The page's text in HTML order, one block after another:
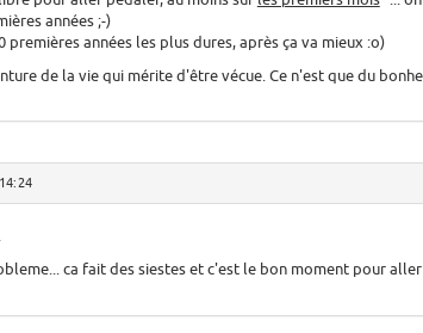
années ;-)
premières années les plus dures, après ça va mieux :o)
de la vie qui mérite d'être vécue. Ce n'est que du
ca fait des siestes et c'est le bon moment pour